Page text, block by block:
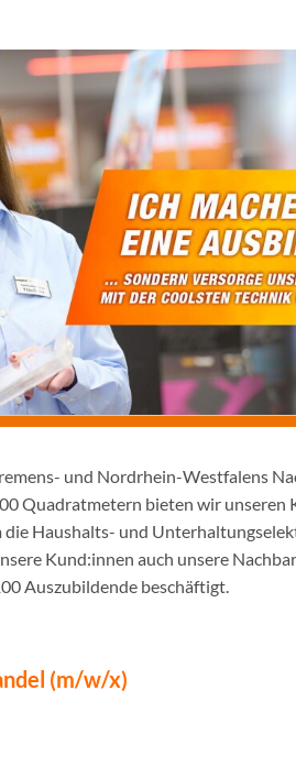
und Nordrhein-Westfalens
Quadratmetern bieten wir unseren
die Haushalts- und
Kund:innen auch unsere
Auszubildende beschäftigt.
(m/w/x)